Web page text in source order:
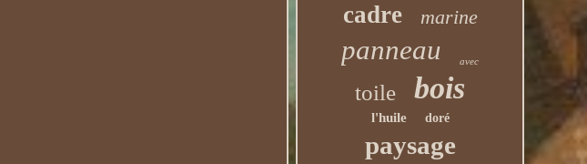
cadre marine
panneau avec
toile bois
l'huile doré
paysage